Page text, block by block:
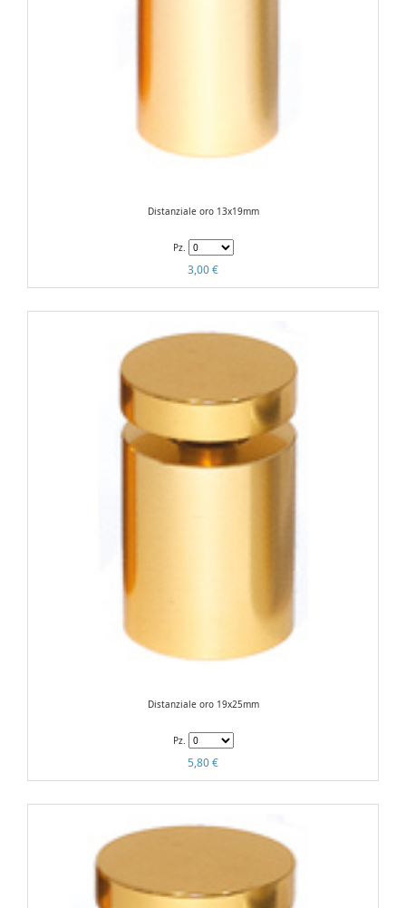
Distanziale oro 13x19mm
Pz.
3,00 €
Distanziale oro 19x25mm
Pz.
5,80 €